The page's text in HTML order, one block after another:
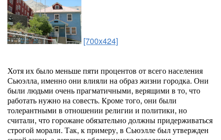
[700x424]
Хотя их было меньше пяти процентов от всего населения
Сьюэлла, именно они влияли на образ жизни городка. Они
были людьми очень прагматичными, верящими в то, что
работать нужно на совесть. Кроме того, они были
толерантными в отношении религии и политики, но
считали, что горожане обязательно должны придерживаться
строгой морали. Так, к примеру, в Сьюэлле был утвержден